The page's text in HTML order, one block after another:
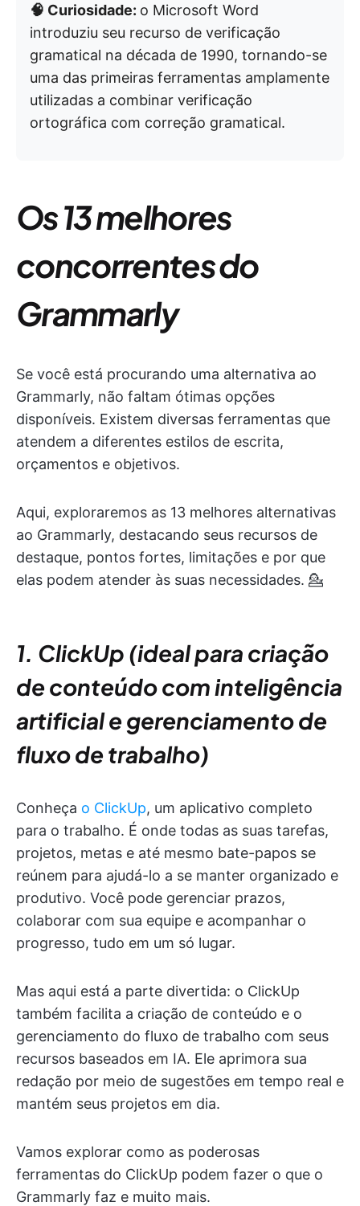
🧠 Curiosidade: o Microsoft Word
introduziu seu recurso de verificação
gramatical na década de 1990, tornando-se
uma das primeiras ferramentas amplamente
utilizadas a combinar verificação
ortográfica com correção gramatical.
Os 13 melhores
concorrentes do
Grammarly
Se você está procurando uma alternativa ao
Grammarly, não faltam ótimas opções
disponíveis. Existem diversas ferramentas que
atendem a diferentes estilos de escrita,
orçamentos e objetivos.
Aqui, exploraremos as 13 melhores alternativas
ao Grammarly, destacando seus recursos de
destaque, pontos fortes, limitações e por que
elas podem atender às suas necessidades. 💁
1. ClickUp (ideal para criação
de conteúdo com inteligência
artificial e gerenciamento de
fluxo de trabalho)
Conheça o ClickUp, um aplicativo completo
para o trabalho. É onde todas as suas tarefas,
projetos, metas e até mesmo bate-papos se
reúnem para ajudá-lo a se manter organizado e
produtivo. Você pode gerenciar prazos,
colaborar com sua equipe e acompanhar o
progresso, tudo em um só lugar.
Mas aqui está a parte divertida: o ClickUp
também facilita a criação de conteúdo e o
gerenciamento do fluxo de trabalho com seus
recursos baseados em IA. Ele aprimora sua
redação por meio de sugestões em tempo real e
mantém seus projetos em dia.
Vamos explorar como as poderosas
ferramentas do ClickUp podem fazer o que o
Grammarly faz e muito mais.